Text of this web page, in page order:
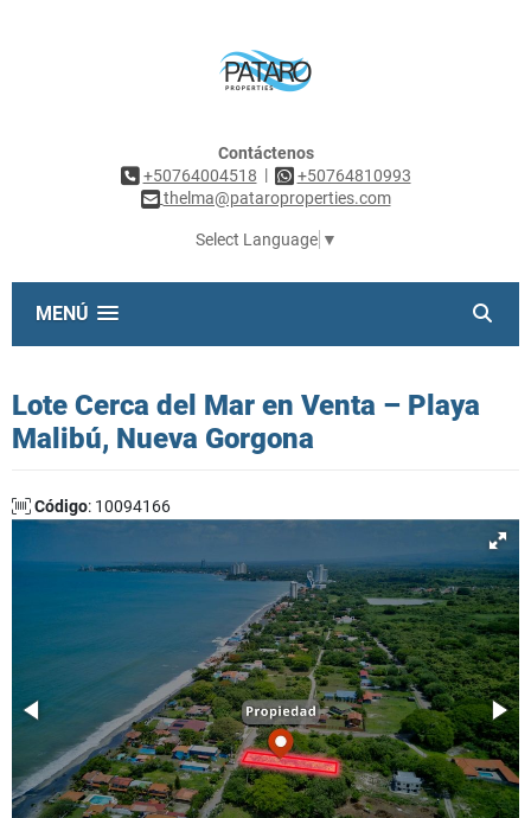
Contáctenos
+50764004518 |
+50764810993
thelma@pataroproperties.com
Select Language ▼
MENÚ
Lote Cerca del Mar en Venta – Playa
Malibú, Nueva Gorgona
Código: 10094166